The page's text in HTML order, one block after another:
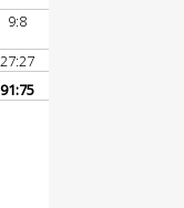
9:8
27:27
91:75